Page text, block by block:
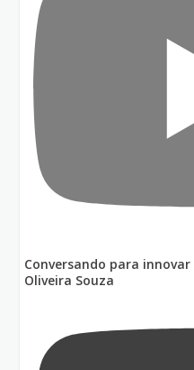
Conversando para
Oliveira Souza